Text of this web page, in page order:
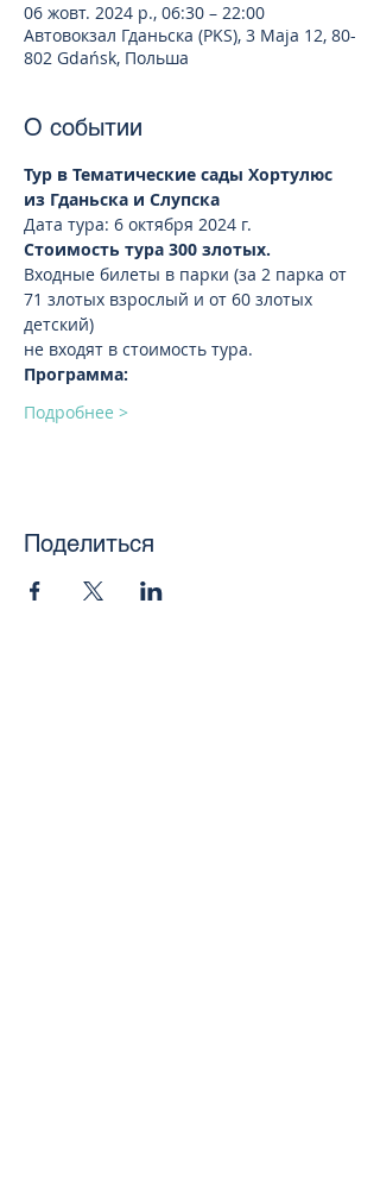
06 жовт. 2024 р., 06:30 – 22:00
Автовокзал Гданьска (PKS), 3 Maja 12, 80-
802 Gdańsk, Польша
О событии
Тур в Тематические сады Хортулюс
из Гданьска и Слупска
Дата тура: 6 октября 2024 г.
Стоимость тура 300 злотых.
Входные билеты в парки (за 2 парка от
71 злотых взрослый и от 60 злотых
детский)
не входят в стоимость тура.
Программа:
Подробнее >
Поделиться